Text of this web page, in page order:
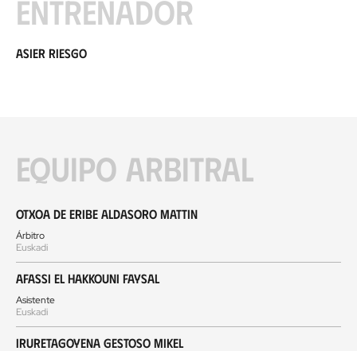
Entrenador
Asier Riesgo
Equipo arbitral
Otxoa de Eribe Aldasoro Mattin
Árbitro
Euskadi
Afassi El Hakkouni Faysal
Asistente
Euskadi
Iruretagoyena Gestoso Mikel